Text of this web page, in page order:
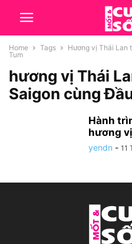
Home Tags
Hương vị Thái Lan
Tum
hương vị Thái
Saigon cùng
Hành
hương
yendn - 11